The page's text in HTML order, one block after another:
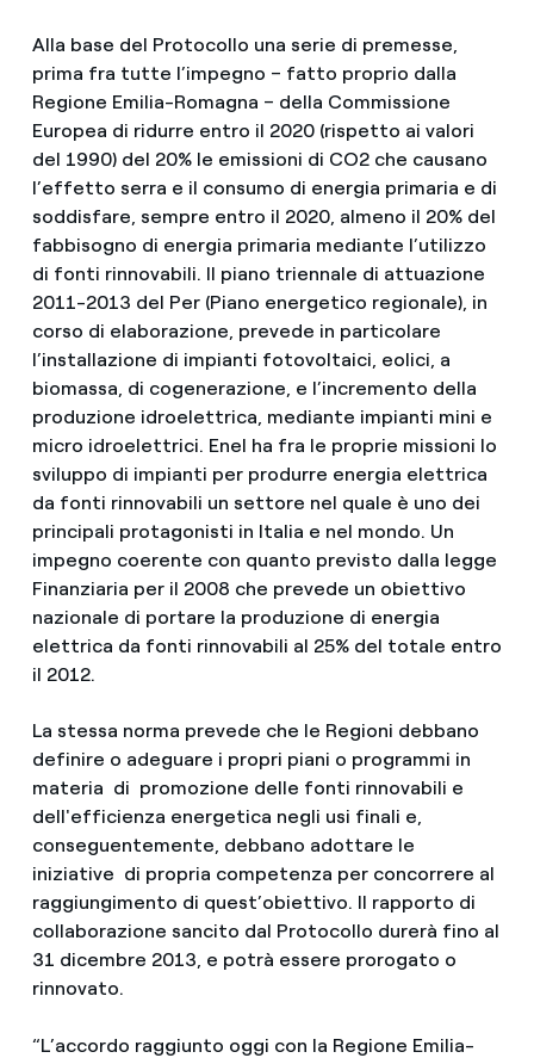
Alla base del Protocollo una serie di premesse,
prima fra tutte l’impegno – fatto proprio dalla
Regione Emilia-Romagna – della Commissione
Europea di ridurre entro il 2020 (rispetto ai valori
del 1990) del 20% le emissioni di CO2 che causano
l’effetto serra e il consumo di energia primaria e di
soddisfare, sempre entro il 2020, almeno il 20% del
fabbisogno di energia primaria mediante l’utilizzo
di fonti rinnovabili. Il piano triennale di attuazione
2011-2013 del Per (Piano energetico regionale), in
corso di elaborazione, prevede in particolare
l’installazione di impianti fotovoltaici, eolici, a
biomassa, di cogenerazione, e l’incremento della
produzione idroelettrica, mediante impianti mini e
micro idroelettrici. Enel ha fra le proprie missioni lo
sviluppo di impianti per produrre energia elettrica
da fonti rinnovabili un settore nel quale è uno dei
principali protagonisti in Italia e nel mondo. Un
impegno coerente con quanto previsto dalla legge
Finanziaria per il 2008 che prevede un obiettivo
nazionale di portare la produzione di energia
elettrica da fonti rinnovabili al 25% del totale entro
il 2012.
La stessa norma prevede che le Regioni debbano
definire o adeguare i propri piani o programmi in
materia di promozione delle fonti rinnovabili e
dell'efficienza energetica negli usi finali e,
conseguentemente, debbano adottare le
iniziative di propria competenza per concorrere al
raggiungimento di quest’obiettivo. Il rapporto di
collaborazione sancito dal Protocollo durerà fino al
31 dicembre 2013, e potrà essere prorogato o
rinnovato.
“L’accordo raggiunto oggi con la Regione Emilia-